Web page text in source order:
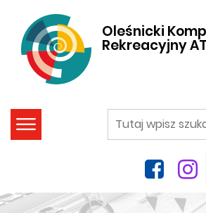
Oleśnicki
Rekreacyjny
szukaj